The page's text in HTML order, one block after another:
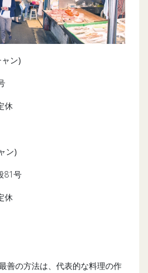
ン)
休
ン)
81号
休
善の方法は、代表的な料理の作